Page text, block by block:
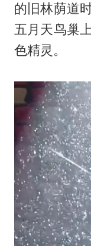
的旧林荫道
五月天鸟巢
色精灵。